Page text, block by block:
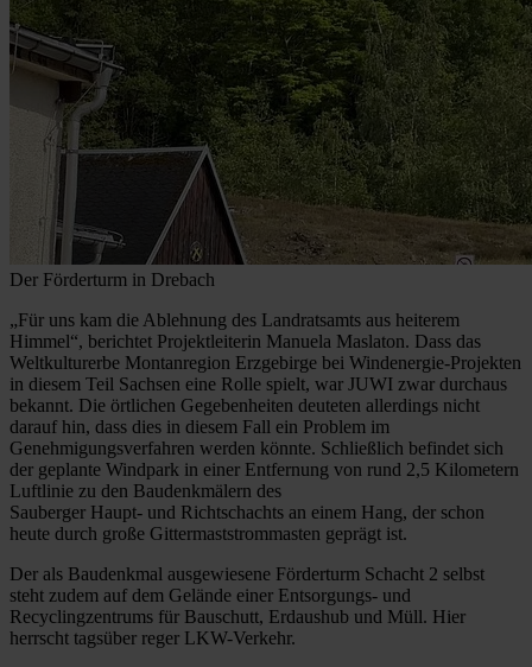
Der Förderturm in Drebach
„Für uns kam die Ablehnung des Landratsamts aus heiterem
Himmel“, berichtet Projektleiterin Manuela Maslaton. Dass das
Weltkulturerbe Montanregion Erzgebirge bei Windenergie-Projekten
in diesem Teil Sachsen eine Rolle spielt, war JUWI zwar durchaus
bekannt. Die örtlichen Gegebenheiten deuteten allerdings nicht
darauf hin, dass dies in diesem Fall ein Problem im
Genehmigungsverfahren werden könnte. Schließlich befindet sich
der geplante Windpark in einer Entfernung von rund 2,5 Kilometern
Luftlinie zu den Baudenkmälern des
Sauberger Haupt- und Richtschachts an einem Hang, der schon
heute durch große Gittermaststrommasten geprägt ist.
Der als Baudenkmal ausgewiesene Förderturm Schacht 2 selbst
steht zudem auf dem Gelände einer Entsorgungs- und
Recyclingzentrums für Bauschutt, Erdaushub und Müll. Hier
herrscht tagsüber reger LKW-Verkehr.